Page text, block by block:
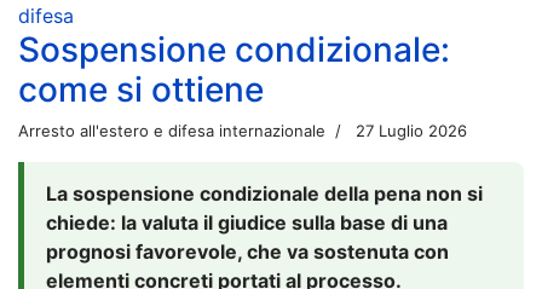
difesa
Sospensione condizionale:
come si ottiene
Arresto all'estero e difesa internazionale 27 Luglio 2026
La sospensione condizionale della pena non si
chiede: la valuta il giudice sulla base di una
prognosi favorevole, che va sostenuta con
elementi concreti portati al processo.